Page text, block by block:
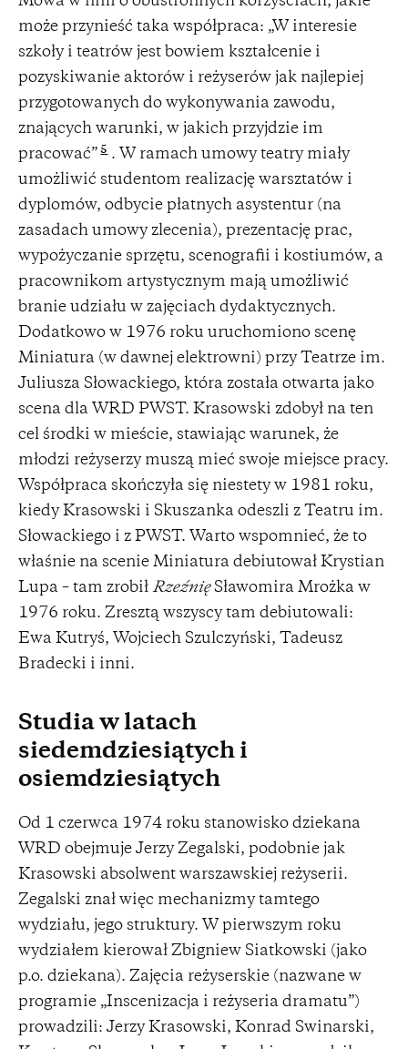
może przynieść taka współpraca: „W interesie
szkoły i teatrów jest bowiem kształcenie i
pozyskiwanie aktorów i reżyserów jak najlepiej
przygotowanych do wykonywania zawodu,
znających warunki, w jakich przyjdzie im
pracować” 5 . W ramach umowy teatry miały
umożliwić studentom realizację warsztatów i
dyplomów, odbycie płatnych asystentur (na
zasadach umowy zlecenia), prezentację prac,
wypożyczanie sprzętu, scenografii i kostiumów, a
pracownikom artystycznym mają umożliwić
branie udziału w zajęciach dydaktycznych.
Dodatkowo w 1976 roku uruchomiono scenę
Miniatura (w dawnej elektrowni) przy Teatrze im.
Juliusza Słowackiego, która została otwarta jako
scena dla WRD PWST. Krasowski zdobył na ten
cel środki w mieście, stawiając warunek, że
młodzi reżyserzy muszą mieć swoje miejsce pracy.
Współpraca skończyła się niestety w 1981 roku,
kiedy Krasowski i Skuszanka odeszli z Teatru im.
Słowackiego i z PWST. Warto wspomnieć, że to
właśnie na scenie Miniatura debiutował Krystian
Lupa – tam zrobił RzeźnięSławomira Mrożka w
1976 roku. Zresztą wszyscy tam debiutowali:
Ewa Kutryś, Wojciech Szulczyński, Tadeusz
Bradecki i inni.
Studia w latach
siedemdziesiątych i
osiemdziesiątych
Od 1 czerwca 1974 roku stanowisko dziekana
WRD obejmuje Jerzy Zegalski, podobnie jak
Krasowski absolwent warszawskiej reżyserii.
Zegalski znał więc mechanizmy tamtego
wydziału, jego struktury. W pierwszym roku
wydziałem kierował Zbigniew Siatkowski (jako
p.o. dziekana). Zajęcia reżyserskie (nazwane w
programie „Inscenizacja i reżyseria dramatu”)
prowadzili: Jerzy Krasowski, Konrad Swinarski,